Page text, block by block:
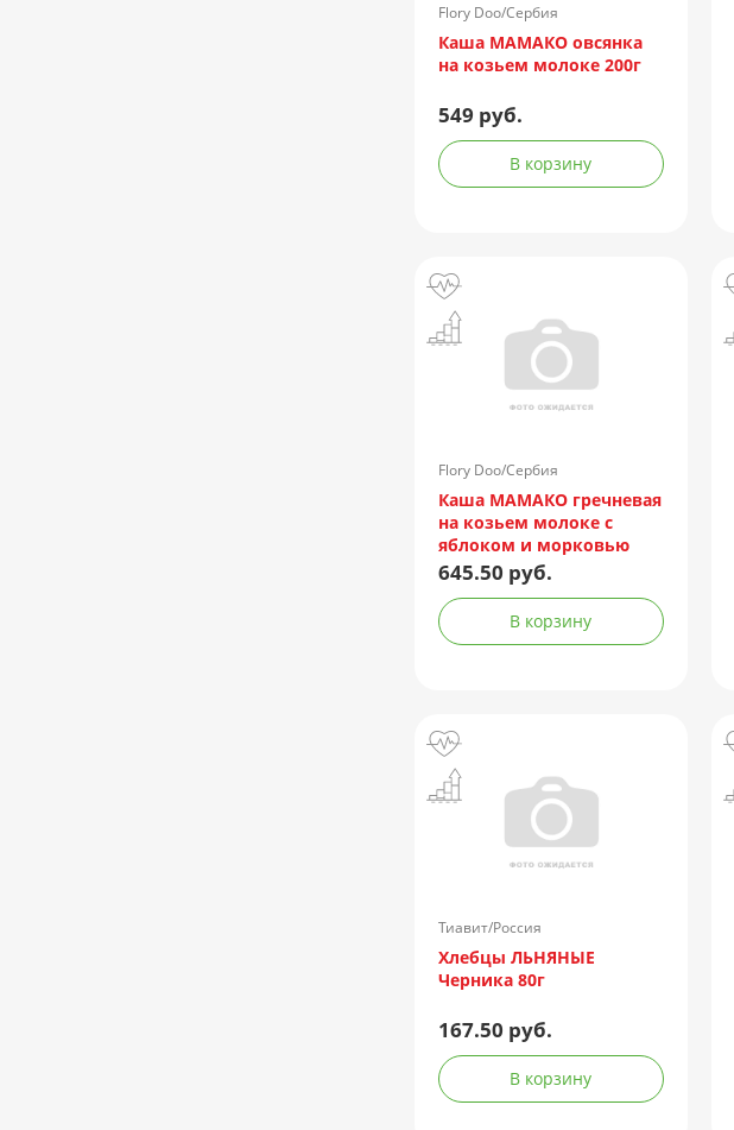
Flory Doo/Сербия
Каша МАМАКО овсянка
на козьем молоке 200г
549 руб.
В корзину
Flory Doo/Сербия
Каша МАМАКО гречневая
на козьем молоке с
яблоком и морковью
200г
645.50 руб.
В корзину
Тиавит/Россия
Хлебцы ЛЬНЯНЫЕ
Черника 80г
167.50 руб.
В корзину